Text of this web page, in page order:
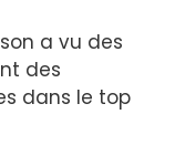
a vu des
des
dans le top